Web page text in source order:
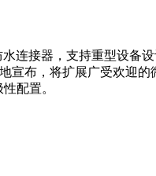
水连接器，支持重型设备
宣布，将扩展广受欢迎的
配置。